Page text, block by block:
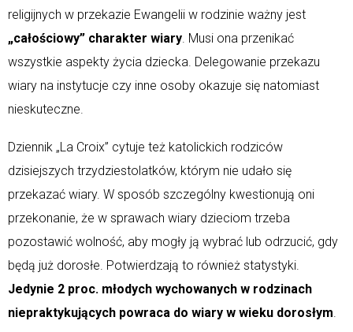
religijnych w przekazie Ewangelii w rodzinie ważny jest
„całościowy” charakter wiary. Musi ona przenikać
wszystkie aspekty życia dziecka. Delegowanie przekazu
wiary na instytucje czy inne osoby okazuje się natomiast
nieskuteczne.
Dziennik „La Croix” cytuje też katolickich rodziców
dzisiejszych trzydziestolatków, którym nie udało się
przekazać wiary. W sposób szczególny kwestionują oni
przekonanie, że w sprawach wiary dzieciom trzeba
pozostawić wolność, aby mogły ją wybrać lub odrzucić, gdy
będą już dorosłe. Potwierdzają to również statystyki.
Jedynie 2 proc. młodych wychowanych w rodzinach
niepraktykujących powraca do wiary w wieku dorosłym.